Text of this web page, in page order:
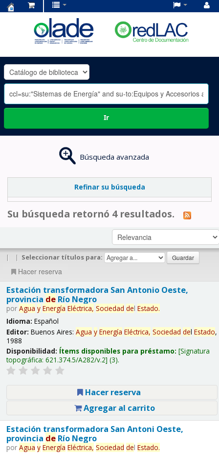
OLADE
-
Ir
Búsqueda avanzada
Refinar su búsqueda
Su búsqueda retornó 4 resultados.
| | Seleccionar títulos para:
Hacer reserva
Estación transformadora San Antonio Oeste,
provincia deRío Negro
por Agua y Energía Eléctrica, Sociedad del Estado.
Idioma: Español
Editor: Buenos Aires: Agua y Energía Eléctrica, Sociedad del Estado,
1988
Disponibilidad: Ítems disponibles para préstamo: Signatura
topográfica: 621.374.5/A282/v.2 (3).
Hacer reserva
Agregar al carrito
Estación transformadora San Antoni Oeste,
provincia deRío Negro
por Agua y Energía Eléctrica, Sociedad del Estado.